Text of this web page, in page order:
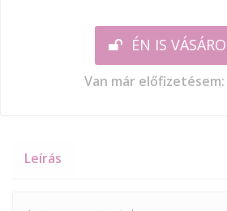
ÉN IS
Van már előfizetésem:
Leírás